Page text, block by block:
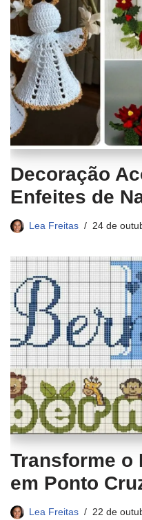
Decoração
Enfeites de
Lea Freitas 24 de
Transforme o
em Ponto
Lea Freitas 22 de